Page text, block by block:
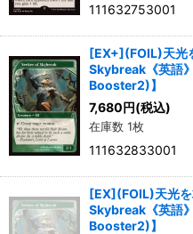
111632753001
[EX+](FOIL)天光
Skybreak《英語
Booster2)】
7,680円(税込)
在庫数 1枚
111632833001
[EX](FOIL)天光
Skybreak《英語
Booster2)】